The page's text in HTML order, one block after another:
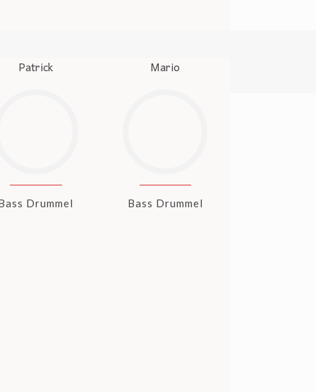
Patrick
Drummel
Mario
Bass Drummel